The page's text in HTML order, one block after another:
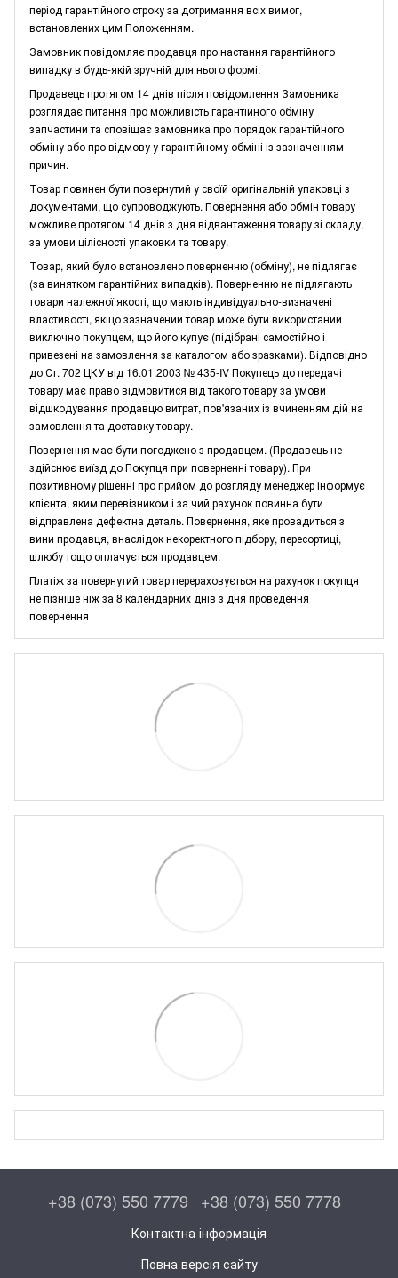
період гарантійного строку за дотримання всіх вимог,
встановлених цим Положенням.
Замовник повідомляє продавця про настання гарантійного
випадку в будь-якій зручній для нього формі.
Продавець протягом 14 днів після повідомлення Замовника
розглядає питання про можливість гарантійного обміну
запчастини та сповіщає замовника про порядок гарантійного
обміну або про відмову у гарантійному обміні із зазначенням
причин.
Товар повинен бути повернутий у своїй оригінальній упаковці з
документами, що супроводжують. Повернення або обмін товару
можливе протягом 14 днів з дня відвантаження товару зі складу,
за умови цілісності упаковки та товару.
Товар, який було встановлено поверненню (обміну), не підлягає
(за винятком гарантійних випадків). Поверненню не підлягають
товари належної якості, що мають індивідуально-визначені
властивості, якщо зазначений товар може бути використаний
виключно покупцем, що його купує (підібрані самостійно і
привезені на замовлення за каталогом або зразками). Відповідно
до Ст. 702 ЦКУ від 16.01.2003 № 435-IV Покупець до передачі
товару має право відмовитися від такого товару за умови
відшкодування продавцю витрат, пов'язаних із вчиненням дій на
замовлення та доставку товару.
Повернення має бути погоджено з продавцем. (Продавець не
здійснює виїзд до Покупця при поверненні товару). При
позитивному рішенні про прийом до розгляду менеджер інформує
клієнта, яким перевізником і за чий рахунок повинна бути
відправлена дефектна деталь. Повернення, яке провадиться з
вини продавця, внаслідок некоректного підбору, пересортиці,
шлюбу тощо оплачується продавцем.
Платіж за повернутий товар перераховується на рахунок покупця
не пізніше ніж за 8 календарних днів з дня проведення
повернення
+38 (073) 550 7779 +38 (073) 550 7778
Контактна інформація
Повна версія сайту